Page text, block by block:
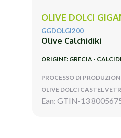
OLIVE DOLCI
GGDOLGI200
Olive Calchidiki
ORIGINE: GRECIA -
PROCESSO DI
OLIVE DOLCI CASTEL
Ean: GTIN-13